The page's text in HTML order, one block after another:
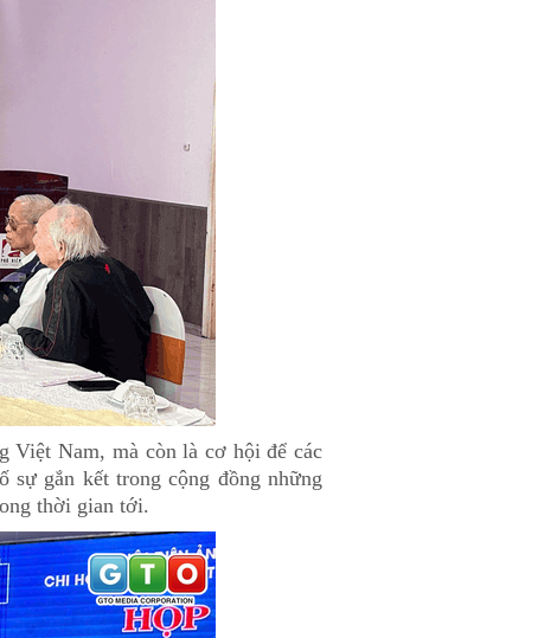
Việt Nam, mà còn là cơ hội để các
sự gắn kết trong cộng đồng những
thời gian tới.